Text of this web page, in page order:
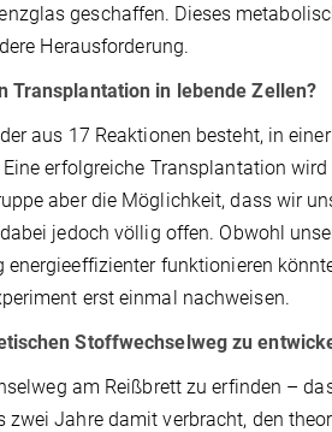
geschaffen. Dieses
Herausforderung.
Transplantation in lebende Zellen?
aus 17 Reaktionen besteht, in
erfolgreiche Transplantation
aber die Möglichkeit, dass wir
jedoch völlig offen. Obwohl
funktionieren
erst einmal nachweisen.
Stoffwechselweg zu
am Reißbrett zu erfinden –
Jahre damit verbracht, den